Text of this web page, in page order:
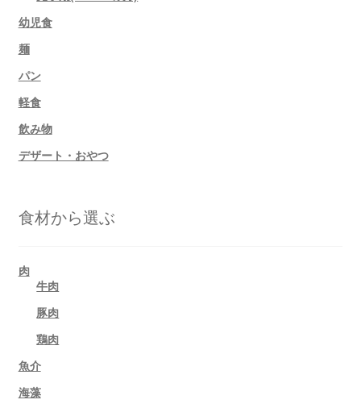
幼児食
麺
パン
軽食
飲み物
デザート・おやつ
食材から選ぶ
肉
牛肉
豚肉
鶏肉
魚介
海藻